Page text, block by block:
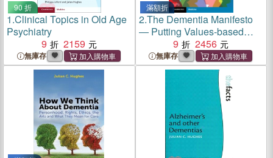
90 折
1.Clinical Topics in Old Age
Psychiatry
9
2159
無庫存
滿額折
2.The Dementia Manifesto
― Putting Values-based
Practice to Work
9 2456
無庫存